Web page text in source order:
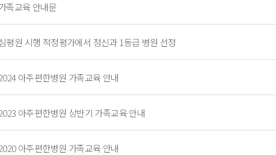
족교육 안내문
평원 시행 적정평가에서 정신과 1등급 병원 선정
아주편한병원 가족교육 안내
아주편한병원 상반기 가족교육 안내
아주편한병원 가족교육 안내